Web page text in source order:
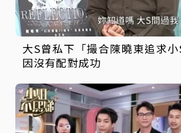
大S曾私下「撮合陳曉東追求
因沒有配對成功